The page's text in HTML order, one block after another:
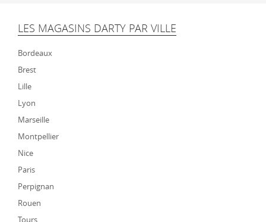
LES MAGASINS DARTY PAR VILLE
Bordeaux
Brest
Lille
Lyon
Marseille
Montpellier
Nice
Paris
Perpignan
Rouen
Tours